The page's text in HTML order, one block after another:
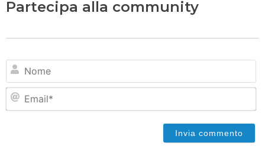
Partecipa alla community